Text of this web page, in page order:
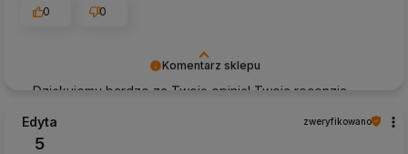
Komentarz sklepu
Dziękujemy bardzo za Twoją opinię! Twoja recenzja
właściwym torze :) Z pozdrowieniami, obsługa sklepu.
0
0
Edyta zweryfikowano
5